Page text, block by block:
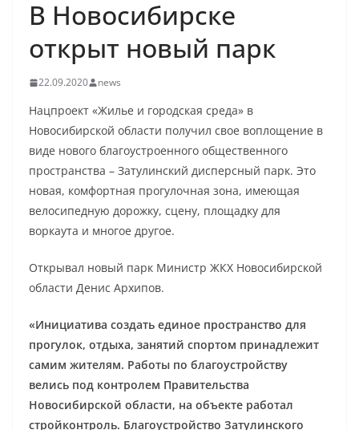
В Новосибирске
открыт новый парк
22.09.2020 news
Нацпроект «Жилье и городская среда» в
Новосибирской области получил свое воплощение в
виде нового благоустроенного общественного
пространства – Затулинский дисперсный парк. Это
новая, комфортная прогулочная зона, имеющая
велосипедную дорожку, сцену, площадку для
воркаута и многое другое.
Открывал новый парк Министр ЖКХ Новосибирской
области Денис Архипов.
«Инициатива создать единое пространство для
прогулок, отдыха, занятий спортом принадлежит
самим жителям. Работы по благоустройству
велись под контролем Правительства
Новосибирской области, на объекте работал
стройконтроль. Благоустройство Затулинского